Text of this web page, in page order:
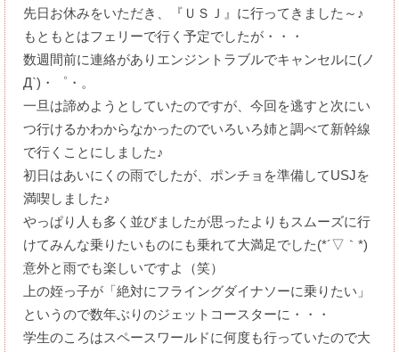
先日お休みをいただき、『ＵＳＪ』に行ってきました～♪
もともとはフェリーで行く予定でしたが・・・
数週間前に連絡がありエンジントラブルでキャンセルに(ノ
Д`)・゜・。
一旦は諦めようとしていたのですが、今回を逃すと次にい
つ行けるかわからなかったのでいろいろ姉と調べて新幹線
で行くことにしました♪
初日はあいにくの雨でしたが、ポンチョを準備してUSJを
満喫しました♪
やっぱり人も多く並びましたが思ったよりもスムーズに行
けてみんな乗りたいものにも乗れて大満足でした(*´▽｀*)
意外と雨でも楽しいですよ（笑）
上の姪っ子が「絶対にフライングダイナソーに乗りたい」
というので数年ぶりのジェットコースターに・・・
学生のころはスペースワールドに何度も行っていたので大